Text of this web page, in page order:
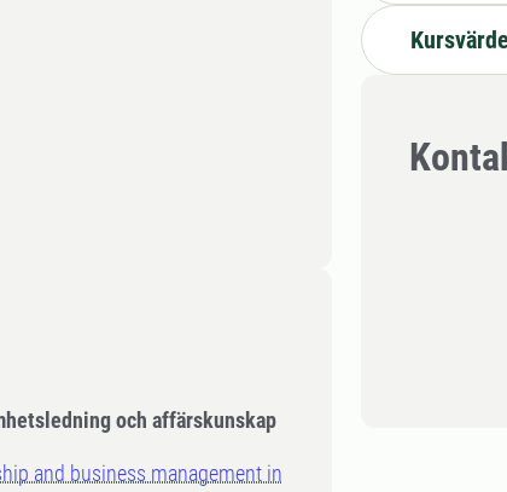
och affärskunskap
and business management in